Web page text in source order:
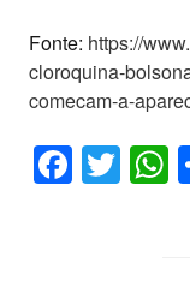
Fonte: https://
cloroquina-
comecam-a-